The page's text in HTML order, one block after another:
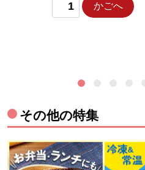
かごへ
その他の特集